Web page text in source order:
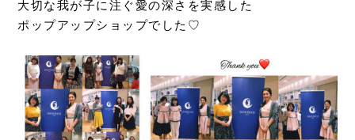
大切な我が子に注ぐ愛の深さを実感した
ポップアップショップでした♡